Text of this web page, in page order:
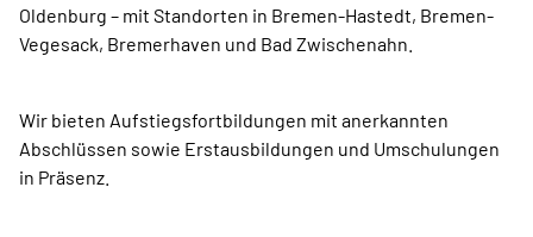
Oldenburg – mit Standorten in Bremen-Hastedt, ­Bremen-
Vegesack, Bremerhaven und Bad Zwischenahn.
Wir bieten Aufstiegsfortbildungen mit anerkannten
Abschlüssen sowie Erstausbildungen und Umschulungen
in Präsenz.